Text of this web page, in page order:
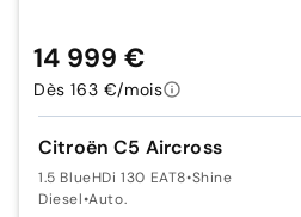
Citroën C5 Aircross
1.5 BlueHDi 130 EAT8•Shine
Diesel•Auto.
14 999 €
Dès 163 €/mois